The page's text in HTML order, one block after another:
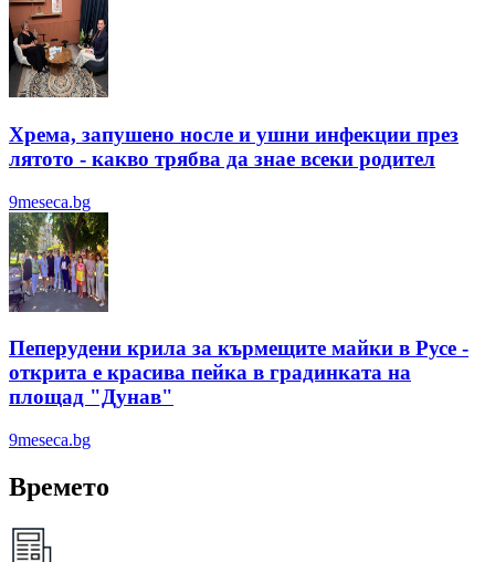
Хрема, запушено носле и ушни инфекции през
лятотo - какво трябва да знае всеки родител
9meseca.bg
Пеперудени крила за кърмещите майки в Русе -
открита е красива пейка в градинката на
площад "Дунав"
9meseca.bg
Времето